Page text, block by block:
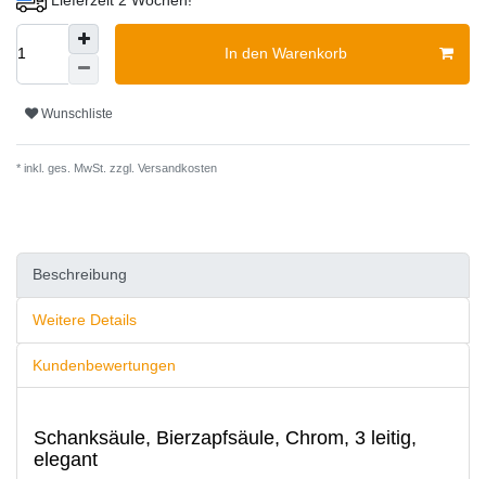
In den Warenkorb
Wunschliste
* inkl. ges. MwSt. zzgl. Versandkosten
Beschreibung
Weitere Details
Kundenbewertungen
Schanksäule, Bierzapfsäule, Chrom, 3 leitig,
elegant